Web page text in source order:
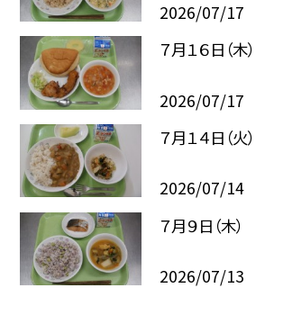
2026/07/17
７月１６日（木）
2026/07/17
７月１４日（火）
2026/07/14
７月９日（木）
2026/07/13